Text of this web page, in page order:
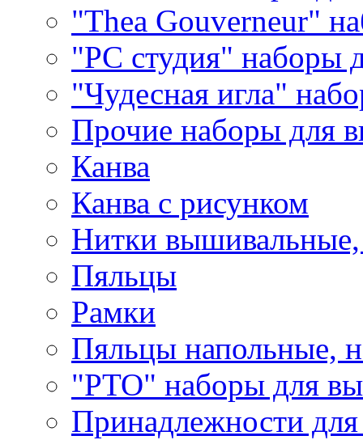
"Thea Gouverneur"
"РС студия" наборы
"Чудесная игла"
Прочие наборы для
Канва
Канва с рисунком
Нитки
Пяльцы
Рамки
Пяльцы напольные,
"РТО" наборы для
Принадлежности